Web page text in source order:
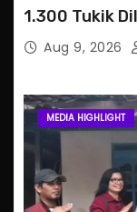
1.300 Tukik
Aug 9, 2026
MEDIA HIGHLIGHT